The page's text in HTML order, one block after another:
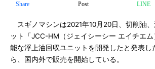
Share Post LINE
スギノマシンは2021年10月20日、切削油
ット「JCC-HM（ジェイシーシー エイチエ
能な浮上油回収ユニットを開発したと発表し
ら、国内外で販売を開始している。